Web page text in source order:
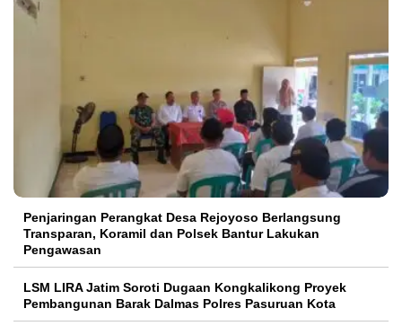
Penjaringan Perangkat Desa Rejoyoso Berlangsung
Transparan, Koramil dan Polsek Bantur Lakukan
Pengawasan
LSM LIRA Jatim Soroti Dugaan Kongkalikong Proyek
Pembangunan Barak Dalmas Polres Pasuruan Kota